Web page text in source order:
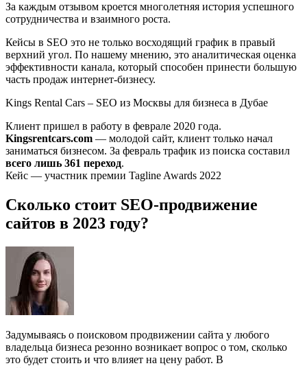
За каждым отзывом кроется многолетняя история успешного
сотрудничества и взаимного роста.
Кейсы в SEO это не только восходящий график в правый
верхний угол. По нашему мнению, это аналитическая оценка
эффективности канала, который способен принести большую
часть продаж интернет-бизнесу.
Kings Rental Cars – SEO из Москвы для бизнеса в Дубае
Клиент пришел в работу в феврале 2020 года.
Kingsrentcars.com — молодой сайт, клиент только начал
заниматься бизнесом. За февраль трафик из поиска составил
всего лишь 361 переход.
Кейс — участник премии Tagline Awards 2022
Сколько стоит SEO-продвижение
сайтов в 2023 году?
Задумываясь о поисковом продвижении сайта у любого
владельца бизнеса резонно возникает вопрос о том, сколько
это будет стоить и что влияет на цену работ. В